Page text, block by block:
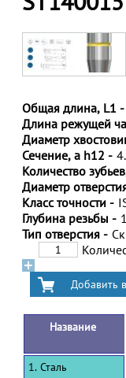
Общая длина, L1 -
Длина режущей
Диаметр
Сечение, a h12 -
Количество
Диаметр
Класс точности -
Глубина резьбы -
Тип отверстия -
Название
1. Сталь